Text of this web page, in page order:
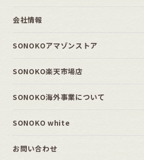
会社情報
SONOKOアマゾンストア
SONOKO楽天市場店
SONOKO海外事業について
SONOKO white
お問い合わせ